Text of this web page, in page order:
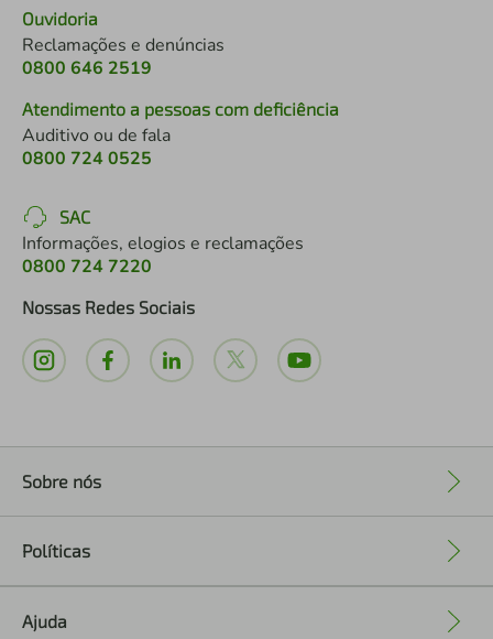
Ouvidoria
Reclamações e denúncias
0800 646 2519
Atendimento a pessoas com deficiência
Auditivo ou de fala
0800 724 0525
SAC
Informações, elogios e reclamações
0800 724 7220
Nossas Redes Sociais
Sobre nós
Políticas
Ajuda